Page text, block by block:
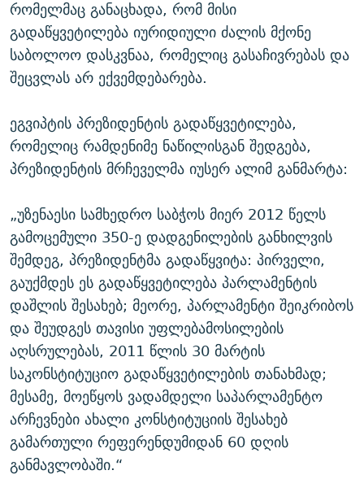
რომელმაც განაცხადა, რომ მისი
გადაწყვეტილება იურიდიული ძალის მქონე
საბოლოო დასკვნაა, რომელიც გასაჩივრებას და
შეცვლას არ ექვემდებარება.
ეგვიპტის პრეზიდენტის გადაწყვეტილება,
რომელიც რამდენიმე ნაწილისგან შედგება,
პრეზიდენტის მრჩეველმა იუსერ ალიმ განმარტა:
„უზენაესი სამხედრო საბჭოს მიერ 2012 წელს
გამოცემული 350-ე დადგენილების განხილვის
შემდეგ, პრეზიდენტმა გადაწყვიტა: პირველი,
გაუქმდეს ეს გადაწყვეტილება პარლამენტის
დაშლის შესახებ; მეორე, პარლამენტი შეიკრიბოს
და შეუდგეს თავისი უფლებამოსილების
აღსრულებას, 2011 წლის 30 მარტის
საკონსტიტუციო გადაწყვეტილების თანახმად;
მესამე, მოეწყოს ვადამდელი საპარლამენტო
არჩევნები ახალი კონსტიტუციის შესახებ
გამართული რეფერენდუმიდან 60 დღის
განმავლობაში.“